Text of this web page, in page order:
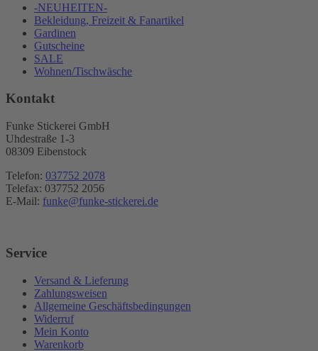
-NEUHEITEN-
Bekleidung, Freizeit & Fanartikel
Gardinen
Gutscheine
SALE
Wohnen/Tischwäsche
Kontakt
Funke Stickerei GmbH
Uhdestraße 1-3
08309 Eibenstock
Telefon: 037752 2078
Telefax: 037752 2056
E-Mail: funke@funke-stickerei.de
Service
Versand & Lieferung
Zahlungsweisen
Allgemeine Geschäftsbedingungen
Widerruf
Mein Konto
Warenkorb